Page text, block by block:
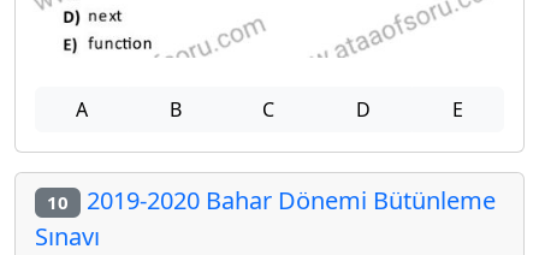
A B C D E
10 2019-2020 Bahar Dönemi Bütünleme
Sınavı